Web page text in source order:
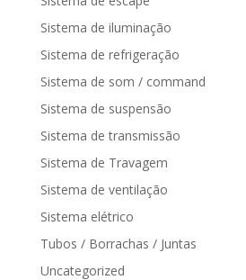
Sistema de iluminação
Sistema de refrigeração
Sistema de som / command
Sistema de suspensão
Sistema de transmissão
Sistema de Travagem
Sistema de ventilação
Sistema elétrico
Tubos / Borrachas / Juntas
Uncategorized